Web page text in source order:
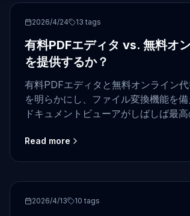
pdf2026/4/24 13 tags
有料PDFエディタ vs. 無料オ
を提供するか？
有料PDFエディタと無料オンライン
を明らかにし、ファイル変換機能を
ドキュメントビューアがしばしば最
Read more
PDF conversion
2026/4/13 10 tags